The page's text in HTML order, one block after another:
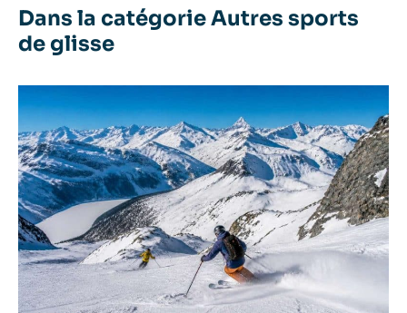
Dans la catégorie Autres sports
de glisse